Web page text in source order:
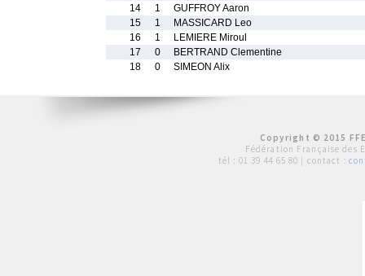
14
1
GUFFROY Aaron
15
1
MASSICARD Leo
16
1
LEMIERE Miroul
17
0
BERTRAND Clementine
18
0 SIMEON Alix
Copyright © 2015
Fédération Française des
tél : 01 39 44 65 80 | contact :